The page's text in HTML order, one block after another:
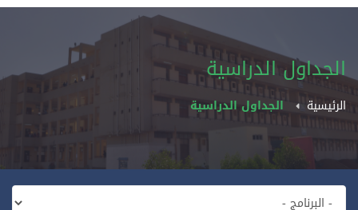
الجداول الدراسية
الرئيسية الجداول الدراسية